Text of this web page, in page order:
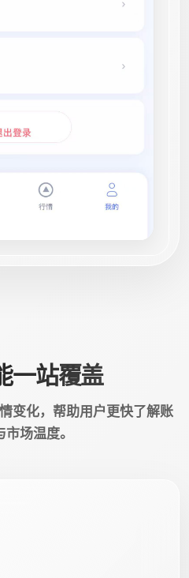
一站覆盖
变化，帮助用户更快了解账
场温度。